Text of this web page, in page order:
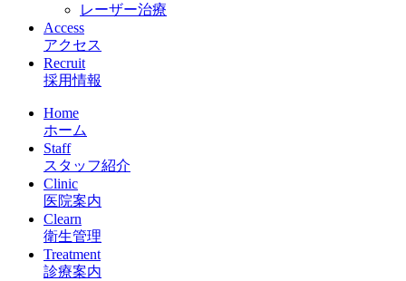
レーザー治療
Access
アクセス
Recruit
採用情報
Home
ホーム
Staff
スタッフ紹介
Clinic
医院案内
Clearn
衛生管理
Treatment
診療案内